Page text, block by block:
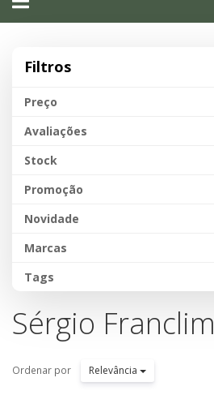
navigation
Filtros
Preço
Avaliações
Stock
Promoção
Novidade
Marcas
Tags
Sérgio Franclim
Ordenar por Relevância